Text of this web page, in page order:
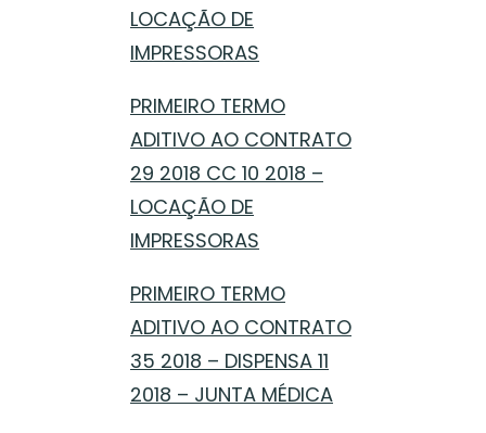
LOCAÇÃO DE
IMPRESSORAS
PRIMEIRO TERMO
ADITIVO AO CONTRATO
29 2018 CC 10 2018 –
LOCAÇÃO DE
IMPRESSORAS
PRIMEIRO TERMO
ADITIVO AO CONTRATO
35 2018 – DISPENSA 11
2018 – JUNTA MÉDICA